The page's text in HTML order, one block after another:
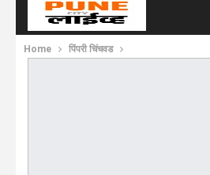
Home पिंपरी चिंचवड